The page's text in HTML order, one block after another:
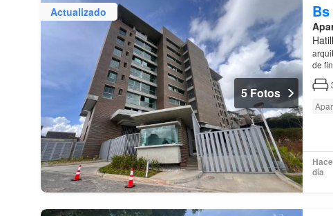
Actualizado
5 Fotos
Bs
de
día